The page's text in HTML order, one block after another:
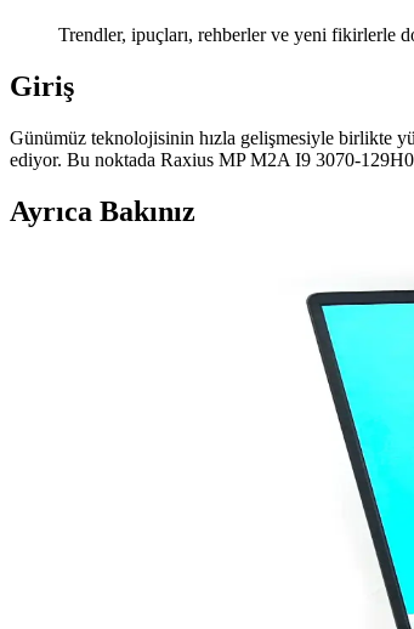
Trendler, ipuçları, rehberler ve yeni fikirlerle
Giriş
Günümüz teknolojisinin hızla gelişmesiyle birlikte
ediyor. Bu noktada Raxius MP M2A I9 3070-
Ayrıca Bakınız
Ugreen CAT6 Yassı Ethernet Kablosu:
Ugreen CAT6 yassı Ethernet kablosu, yüksek hız,
Bilgisayar Bileşenleri ve
Bilgisayarın temel bileşenleri, performansı belirler.
Mercusys MS108 8 Portlu
Mercusys MS108, 8 portlu, yönetilemeyen Ethernet
Fare Bilgisayarı: Elektronik
Fare bilgisayarı, elektronik dünyasında temel giriş